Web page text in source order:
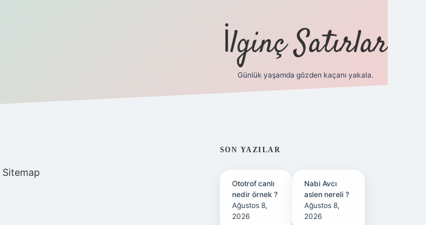
İlginç Satırlar
Günlük yaşamda gözden kaçanı yakala.
Sitemap
SIDEBAR
SON YAZILAR
Ototrof canlı
nedir örnek ?
Ağustos 8,
2026
Nabi Avcı
aslen nereli ?
Ağustos 8,
2026